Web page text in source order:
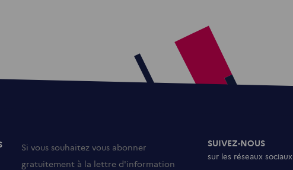
Si vous souhaitez vous abonner
gratuitement à la lettre d'information
SUIVEZ-NOUS
sur les réseaux sociaux